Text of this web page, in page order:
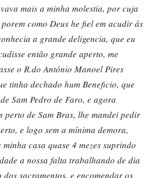
mais a minha molestia, por cuja
como Deus he fiel em acudir ás
a grande deligencia, que eu
então grande aperto, me
o R.do António Manoel Pires
tinha dechado hum Beneficio, que
Sam Pedro de Faro, e agora
perto de Sam Bras, lhe mandei pedir
e logo sem a mínima demora,
casa quase 4 mezes suprindo
a nossa falta trabalhando de dia
sacramentos, e encomendar os